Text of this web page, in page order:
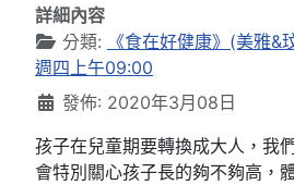
詳細內容
分類:
《食在好健康》(美雅&
週四上午09:00
發佈: 2020年3月08日
孩子在兒童期要轉換成大人，我
會特別關心孩子長的夠不夠高，